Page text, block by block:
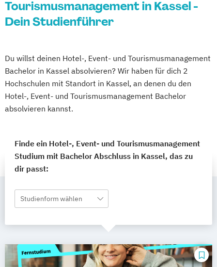
Tourismusmanagement in Kassel -
Dein Studienführer
Du willst deinen Hotel-, Event- und Tourismusmanagement
Bachelor in Kassel absolvieren? Wir haben für dich 2
Hochschulen mit Standort in Kassel, an denen du den
Hotel-, Event- und Tourismusmanagement Bachelor
absolvieren kannst.
Finde ein Hotel-, Event- und Tourismusmanagement
Studium mit Bachelor Abschluss in Kassel, das zu
dir passt:
Studienform wählen